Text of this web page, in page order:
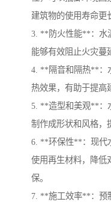
建筑物的使用寿命更
3. **防火性能**：水
能够有效阻止火灾蔓
4. **隔音和隔热**：
热效果，有助于提高
5. **造型和美观**：
制作成形状和风格，
6. **环保性**：现代
使用再生材料，降低
保。
7. **施工效率**：预